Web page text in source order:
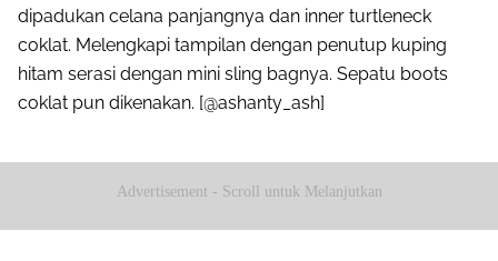
dipadukan celana panjangnya dan inner turtleneck
coklat. Melengkapi tampilan dengan penutup kuping
hitam serasi dengan mini sling bagnya. Sepatu boots
coklat pun dikenakan. [@ashanty_ash]
Advertisement - Scroll untuk Melanjutkan